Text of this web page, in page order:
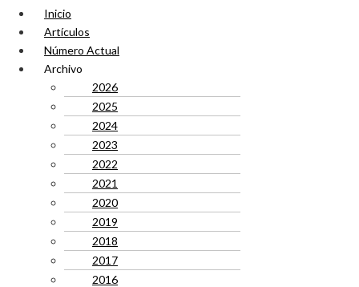
Inicio
Artículos
Número Actual
Archivo
2026
2025
2024
2023
2022
2021
2020
2019
2018
2017
2016